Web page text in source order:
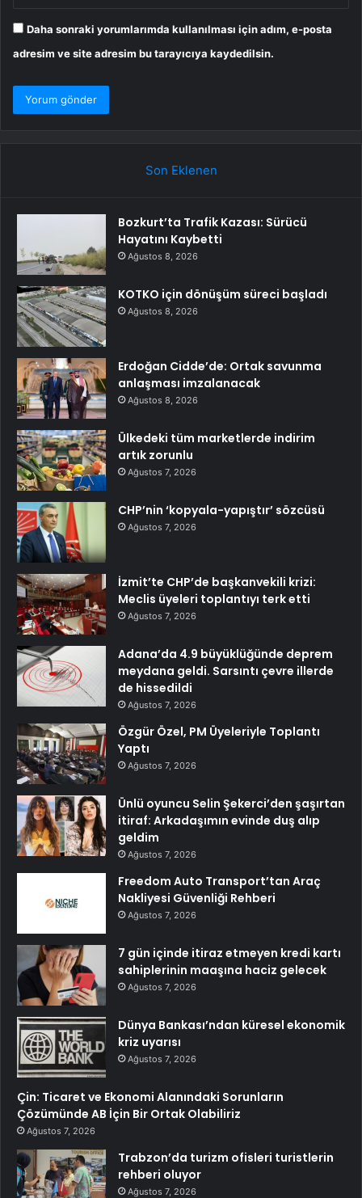
Daha sonraki yorumlarımda kullanılması için adım, e-posta
adresim ve site adresim bu tarayıcıya kaydedilsin.
Son Eklenen
Bozkurt’ta Trafik Kazası: Sürücü
Hayatını Kaybetti
Ağustos 8, 2026
KOTKO için dönüşüm süreci başladı
Ağustos 8, 2026
Erdoğan Cidde’de: Ortak savunma
anlaşması imzalanacak
Ağustos 8, 2026
Ülkedeki tüm marketlerde indirim
artık zorunlu
Ağustos 7, 2026
CHP’nin ‘kopyala-yapıştır’ sözcüsü
Ağustos 7, 2026
İzmit’te CHP’de başkanvekili krizi:
Meclis üyeleri toplantıyı terk etti
Ağustos 7, 2026
Adana’da 4.9 büyüklüğünde deprem
meydana geldi. Sarsıntı çevre illerde
de hissedildi
Ağustos 7, 2026
Özgür Özel, PM Üyeleriyle Toplantı
Yaptı
Ağustos 7, 2026
Ünlü oyuncu Selin Şekerci’den şaşırtan
itiraf: Arkadaşımın evinde duş alıp
geldim
Ağustos 7, 2026
Freedom Auto Transport’tan Araç
Nakliyesi Güvenliği Rehberi
Ağustos 7, 2026
7 gün içinde itiraz etmeyen kredi kartı
sahiplerinin maaşına haciz gelecek
Ağustos 7, 2026
Dünya Bankası’ndan küresel ekonomik
kriz uyarısı
Ağustos 7, 2026
Çin: Ticaret ve Ekonomi Alanındaki Sorunların
Çözümünde AB İçin Bir Ortak Olabiliriz
Ağustos 7, 2026
Trabzon’da turizm ofisleri turistlerin
rehberi oluyor
Ağustos 7, 2026